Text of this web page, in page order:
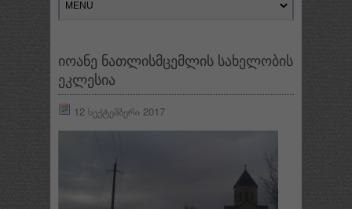
იოანე ნათლისმცემლის სახელობის
ეკლესია
12 სექტემბერი 2017